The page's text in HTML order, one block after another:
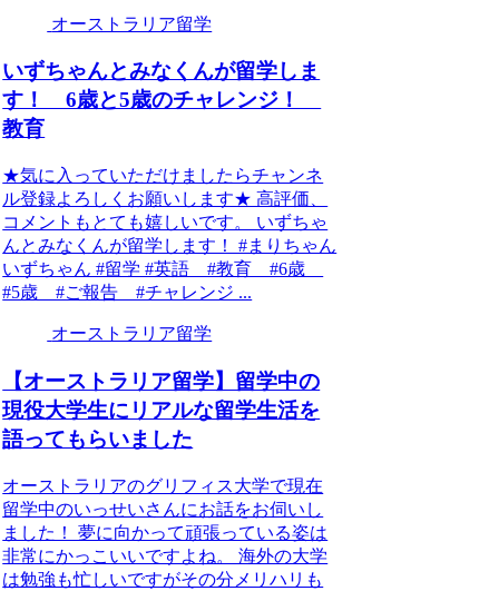
オーストラリア留学
いずちゃんとみなくんが留学しま
す！ 6歳と5歳のチャレンジ！
教育
★気に入っていただけましたらチャンネ
ル登録よろしくお願いします★ 高評価、
コメントもとても嬉しいです。 いずちゃ
んとみなくんが留学します！ #まりちゃん
いずちゃん #留学 #英語 #教育 #6歳
#5歳 #ご報告 #チャレンジ ...
オーストラリア留学
【オーストラリア留学】留学中の
現役大学生にリアルな留学生活を
語ってもらいました
オーストラリアのグリフィス大学で現在
留学中のいっせいさんにお話をお伺いし
ました！ 夢に向かって頑張っている姿は
非常にかっこいいですよね。 海外の大学
は勉強も忙しいですがその分メリハリも